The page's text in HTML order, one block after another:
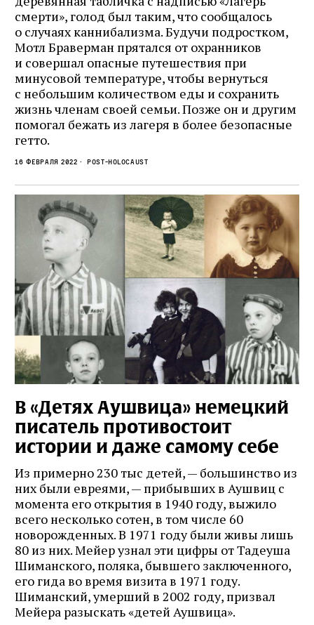
смерти», голод был таким, что сообщалось
о случаях каннибализма. Будучи подростком,
Мотл Браверман прятался от охранников
и совершал опасные путешествия при
минусовой температуре, чтобы вернуться
с небольшим количеством еды и сохранить
жизнь членам своей семьи. Позже он и другим
помогал бежать из лагеря в более безопасные
гетто.
16 февраля 2022 Post-Holocaust
В «Детях Аушвица» немецкий
писатель противостоит
истории и даже самому себе
Из примерно 230 тыс детей, — большинство из
них были евреями, — прибывших в Аушвиц с
момента его открытия в 1940 году, выжило
всего несколько сотен, в том числе 60
новорожденных. В 1971 году были живы лишь
80 из них. Мейер узнал эти цифры от Тадеуша
Шиманского, поляка, бывшего заключенного,
его гида во время визита в 1971 году.
Шиманский, умерший в 2002 году, призвал
Мейера разыскать «детей Аушвица».